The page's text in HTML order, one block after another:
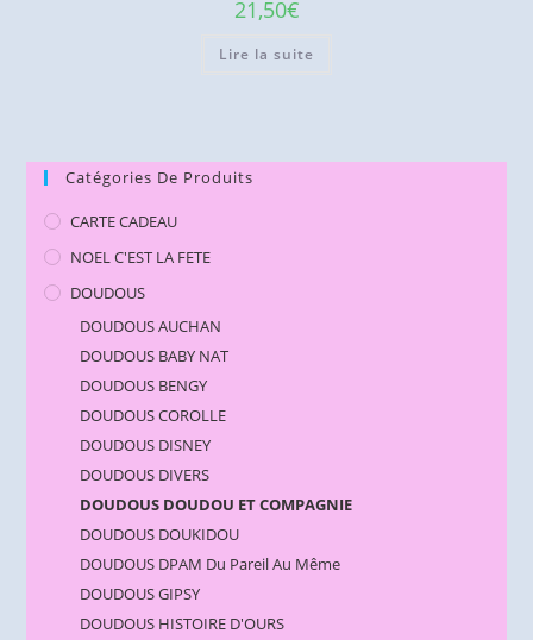
21,50€
Lire la suite
Catégories De Produits
CARTE CADEAU
NOEL C'EST LA FETE
DOUDOUS
DOUDOUS AUCHAN
DOUDOUS BABY NAT
DOUDOUS BENGY
DOUDOUS COROLLE
DOUDOUS DISNEY
DOUDOUS DIVERS
DOUDOUS DOUDOU ET COMPAGNIE
DOUDOUS DOUKIDOU
DOUDOUS DPAM Du Pareil Au Même
DOUDOUS GIPSY
DOUDOUS HISTOIRE D'OURS